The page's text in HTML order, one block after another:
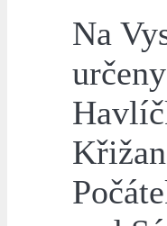
Na